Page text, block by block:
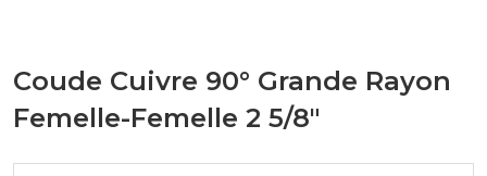
Coude Cuivre 90° Grande Rayon
Femelle-Femelle 2 5/8"